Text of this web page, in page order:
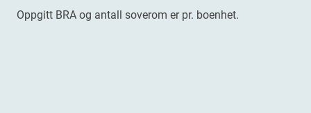
Oppgitt BRA og antall soverom er pr. boenhet.